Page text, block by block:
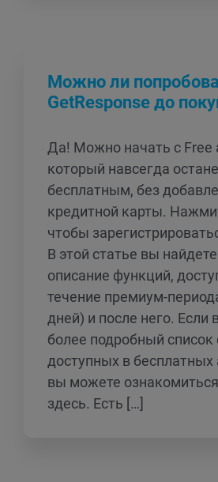
Можно ли
GetResponse до
Да! Можно начать c Free
который навсегда
бесплатным, без
кредитной карты.
чтобы
В этой статье вы
описание функций,
течение премиум-
дней) и после него. Если
более подробный список
доступных в бесплатных
вы можете
здесь. Есть […]